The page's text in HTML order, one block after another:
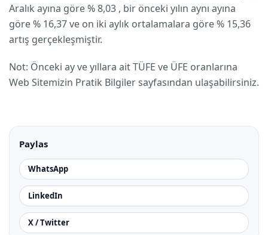
Aralık ayına göre % 8,03 , bir önceki yılın aynı ayına
göre % 16,37 ve on iki aylık ortalamalara göre % 15,36
artış gerçekleşmiştir.
Not: Önceki ay ve yıllara ait TÜFE ve ÜFE oranlarına
Web Sitemizin Pratik Bilgiler sayfasından ulaşabilirsiniz.
Paylas
WhatsApp
LinkedIn
X / Twitter